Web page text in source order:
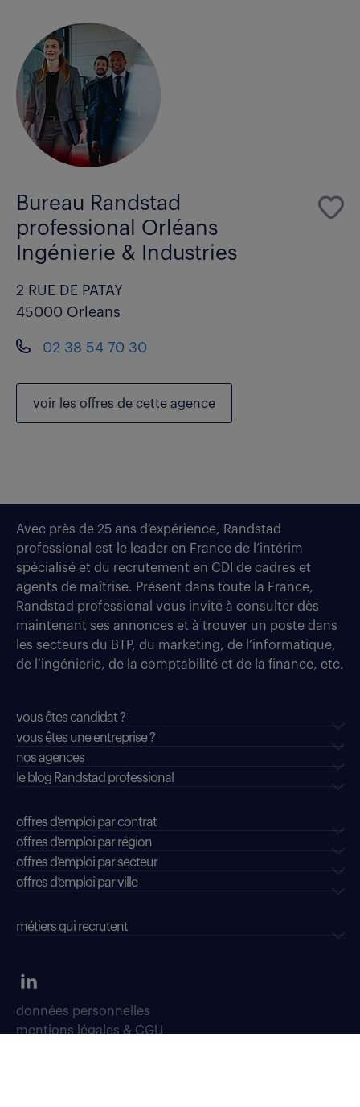
Bureau Randstad
professional Orléans
Ingénierie & Industries
2 RUE DE PATAY
45000 Orleans
02 38 54 70 30
voir les offres de cette agence
Avec près de 25 ans d’expérience, Randstad
professional est le leader en France de l’intérim
spécialisé et du recrutement en CDI de cadres et
agents de maîtrise. Présent dans toute la France,
Randstad professional vous invite à consulter dès
maintenant ses annonces et à trouver un poste dans
les secteurs du BTP, du marketing, de l’informatique,
de l’ingénierie, de la comptabilité et de la finance, etc.
vous êtes candidat ?
vous êtes une entreprise ?
nos agences
le blog Randstad professional
offres d'emploi par contrat
offres d'emploi par région
offres d'emploi par secteur
offres d’emploi par ville
métiers qui recrutent
données personnelles
mentions légales & CGU